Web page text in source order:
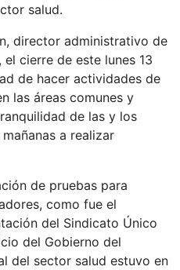
salud.
director administrativo de
cierre de este lunes 13
de hacer actividades de
las áreas comunes y
de las y los
a realizar
de pruebas para
como fue el
del Sindicato Único
del Gobierno del
del sector salud estuvo en